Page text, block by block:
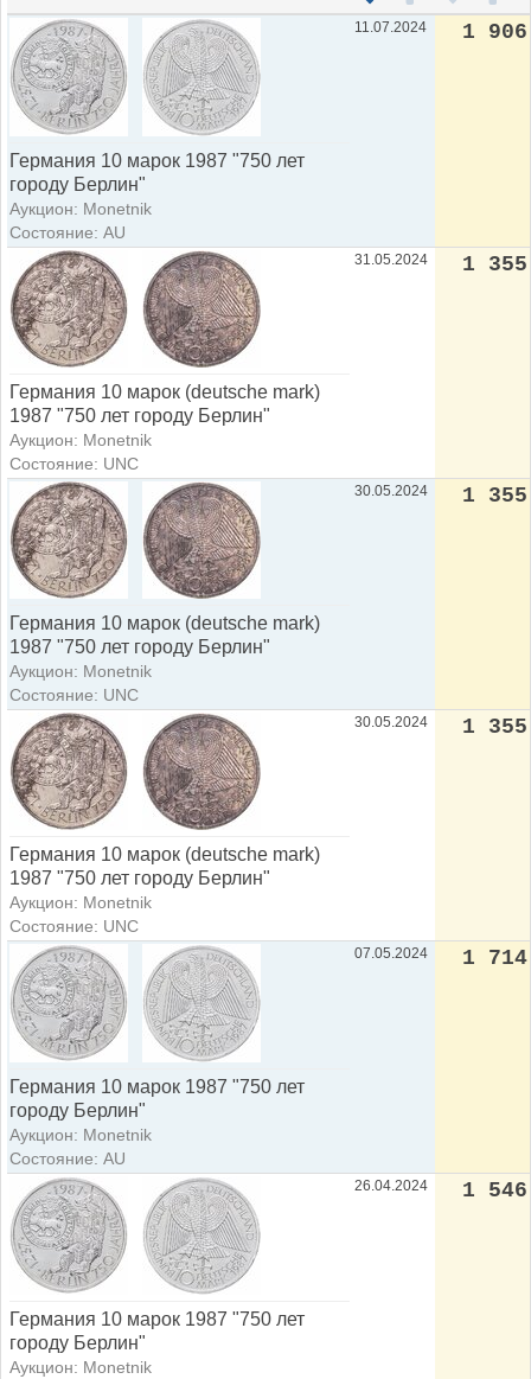
Германия 10 марок 1987 "750 лет
городу Берлин"
Аукцион: Monetnik
Состояние: AU
11.07.2024 1 906
Германия 10 марок (deutsche mark)
1987 "750 лет городу Берлин"
Аукцион: Monetnik
Состояние: UNC
31.05.2024 1 355
Германия 10 марок (deutsche mark)
1987 "750 лет городу Берлин"
Аукцион: Monetnik
Состояние: UNC
30.05.2024 1 355
Германия 10 марок (deutsche mark)
1987 "750 лет городу Берлин"
Аукцион: Monetnik
Состояние: UNC
30.05.2024 1 355
Германия 10 марок 1987 "750 лет
городу Берлин"
Аукцион: Monetnik
Состояние: AU
07.05.2024 1 714
Германия 10 марок 1987 "750 лет
городу Берлин"
Аукцион: Monetnik
26.04.2024 1 546